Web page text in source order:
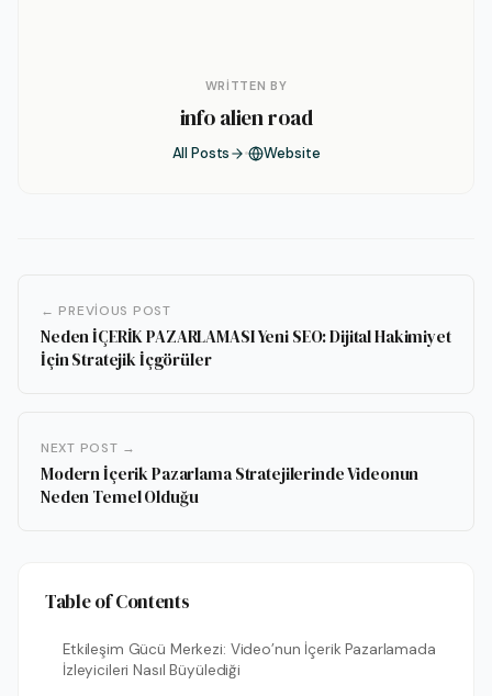
WRITTEN BY
info alien road
All Posts Website
← PREVIOUS POST
Neden İÇERİK PAZARLAMASI Yeni SEO: Dijital Hakimiyet
İçin Stratejik İçgörüler
NEXT POST →
Modern İçerik Pazarlama Stratejilerinde Videonun
Neden Temel Olduğu
Table of Contents
Etkileşim Gücü Merkezi: Video’nun İçerik Pazarlamada
İzleyicileri Nasıl Büyülediği